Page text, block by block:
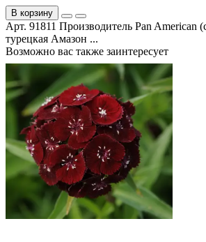
В корзину
Арт. 91811 Производитель Pan American
турецкая Амазон ...
Возможно вас также заинтересует